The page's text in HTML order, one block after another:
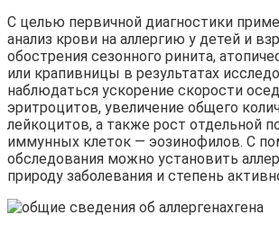
С целью первичной диагностики
анализ крови на аллергию у детей и
обострения сезонного ринита,
или крапивницы в результатах
наблюдаться ускорение скорости
эритроцитов, увеличение общего
лейкоцитов, а также рост отдельной
иммунных клеток — эозинофилов. С
обследования можно установить
природу заболевания и степень